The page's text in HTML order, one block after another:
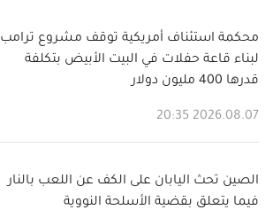
محكمة استئناف أمريكية توقف مشروع ترامب
لبناء قاعة حفلات في البيت الأبيض بتكلفة
قدرها 400 مليون دولار
2026.08.07 20:35
الصين تحث اليابان على الكف عن اللعب بالنار
فيما يتعلق بقضية الأسلحة النووية